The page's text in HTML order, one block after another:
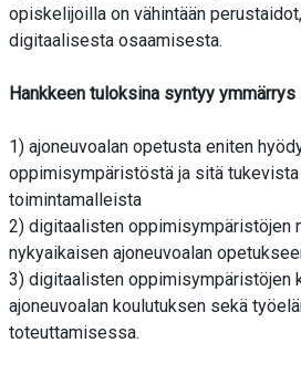
opiskelijoilla on vähintään
digitaalisesta osaamisesta.
Hankkeen tuloksina syntyy ymmärrys
1) ajoneuvoalan opetusta eniten
oppimisympäristöstä ja sitä
toimintamalleista
2) digitaalisten oppimisympäristöjen
nykyaikaisen ajoneuvoalan
3) digitaalisten oppimisympäristöjen
ajoneuvoalan koulutuksen sekä
toteuttamisessa.